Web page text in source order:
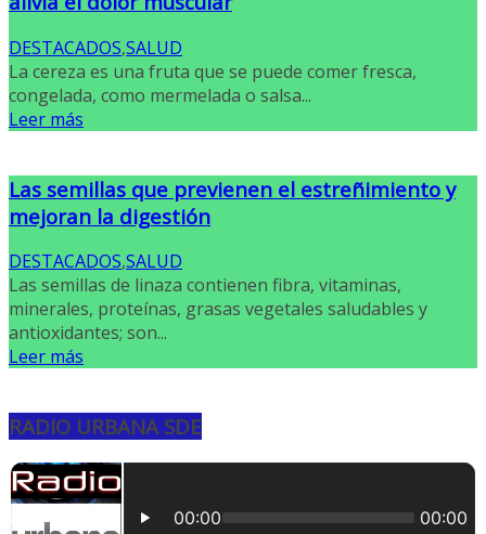
DESTACADOS,SALUD
La cereza es una fruta que se puede comer fresca,
congelada, como mermelada o salsa...
Leer más
Las semillas que previenen el estreñimiento y
mejoran la digestión
DESTACADOS,SALUD
Las semillas de linaza contienen fibra, vitaminas,
minerales, proteínas, grasas vegetales saludables y
antioxidantes; son...
Leer más
RADIO URBANA SDE